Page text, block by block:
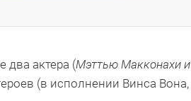
два актера (Мэттью Макконахи и
(в исполнении Винса Вона,